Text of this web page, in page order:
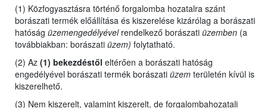
(1) Közfogyasztásra történő forgalomba hozatalra szánt
borászati termék előállítása és kiszerelése kizárólag a borászati
hatóság üzemengedélyévelrendelkező borászati üzemben (a
továbbiakban: borászati üzem) folytatható.
(2) Az (1) bekezdéstől eltérően a borászati hatóság
engedélyével borászati termék borászati üzem területén kívül is
kiszerelhető.
(3) Nem kiszerelt, valamint kiszerelt, de forgalombahozatali